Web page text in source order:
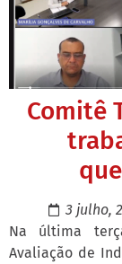
Comitê
3 julho,
Na última
Avaliação de